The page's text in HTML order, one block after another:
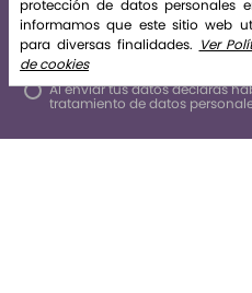
Al enviar tus datos declaras
protección de datos personales
informamos que este sitio web
para diversas finalidades. Ver
de cookies